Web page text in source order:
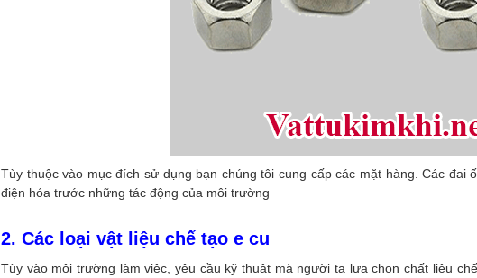
Tùy thuộc vào mục đích sử dụng bạn chúng tôi cung cấp các mặt hàng. Các
điện hóa trước những tác động của môi trường
2. Các loại vật liệu chế tạo e cu
Tùy vào môi trường làm việc, yêu cầu kỹ thuật mà người ta lựa chọn chất liệu